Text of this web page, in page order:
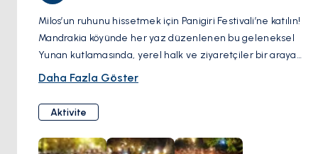
Milos’un ruhunu hissetmek için Panigiri Festivali’ne katılın!
Mandrakia köyünde her yaz düzenlenen bu geleneksel
Yunan kutlamasında, yerel halk ve ziyaretçiler bir araya
gelerek yıldızların altında dans ediyor, canlı müzik eşliğinde
festivali, yalnızca bir etkinlik değil; unutulmaz bir deneyim!
Daha Fazla Göster
Aktivite